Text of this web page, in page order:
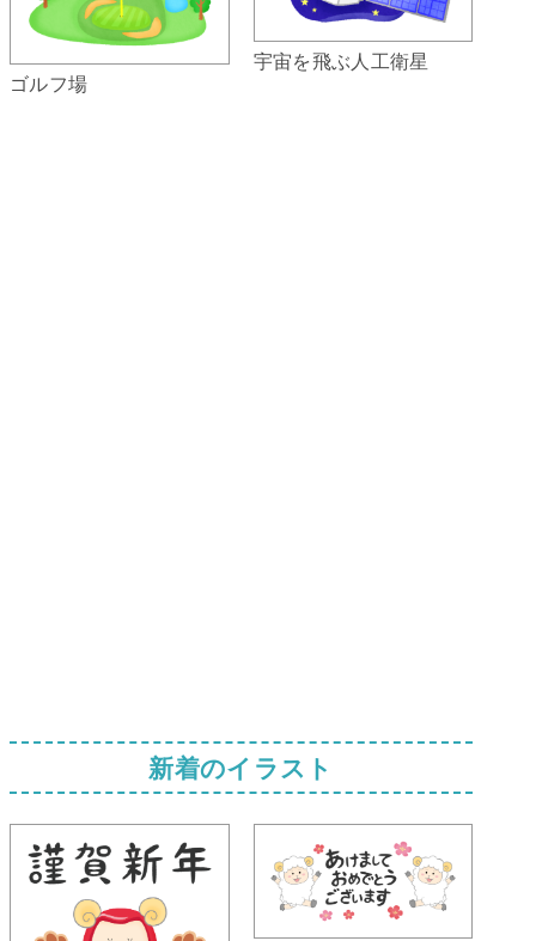
ゴルフ場
宇宙を飛ぶ人工衛星
新着のイラスト